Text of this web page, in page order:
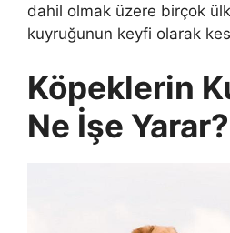
dahil olmak üzere birçok
kuyruğunun keyfi olarak
Köpeklerin
Ne İşe Yarar?